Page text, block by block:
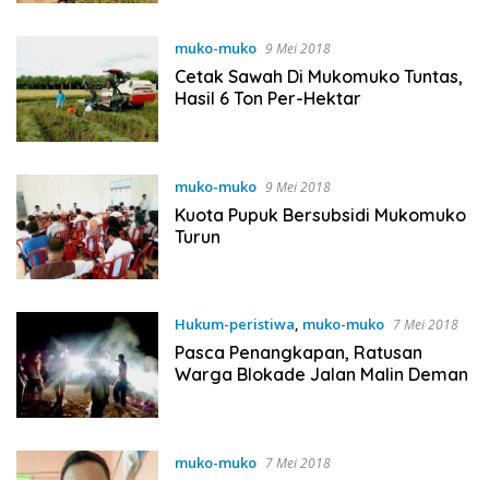
muko-muko 9 Mei 2018
Cetak Sawah Di Mukomuko Tuntas,
Hasil 6 Ton Per-Hektar
muko-muko 9 Mei 2018
Kuota Pupuk Bersubsidi Mukomuko
Turun
Hukum-peristiwa, muko-muko 7 Mei 2018
Pasca Penangkapan, Ratusan
Warga Blokade Jalan Malin Deman
muko-muko 7 Mei 2018